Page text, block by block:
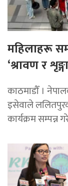
महिलाहरू
‘श्रावण र
काठमाडौँ ।
इसेवाले
कार्यक्रम सम्पन्न